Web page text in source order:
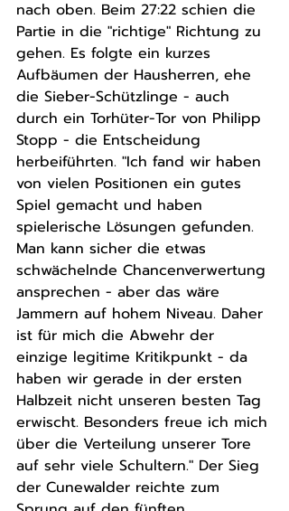
nach oben. Beim 27:22 schien die
Partie in die "richtige" Richtung zu
gehen. Es folgte ein kurzes
Aufbäumen der Hausherren, ehe
die Sieber-Schützlinge - auch
durch ein Torhüter-Tor von Philipp
Stopp - die Entscheidung
herbeiführten. "Ich fand wir haben
von vielen Positionen ein gutes
Spiel gemacht und haben
spielerische Lösungen gefunden.
Man kann sicher die etwas
schwächelnde Chancenverwertung
ansprechen - aber das wäre
Jammern auf hohem Niveau. Daher
ist für mich die Abwehr der
einzige legitime Kritikpunkt - da
haben wir gerade in der ersten
Halbzeit nicht unseren besten Tag
erwischt. Besonders freue ich mich
über die Verteilung unserer Tore
auf sehr viele Schultern." Der Sieg
der Cunewalder reichte zum